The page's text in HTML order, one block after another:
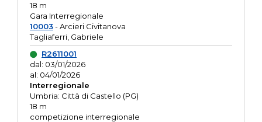
18 m
Gara Interregionale
10003- Arcieri Civitanova
Tagliaferri, Gabriele
R2611001
dal: 03/01/2026
al: 04/01/2026
Interregionale
Umbria: Città di Castello (PG)
18 m
competizione interregionale